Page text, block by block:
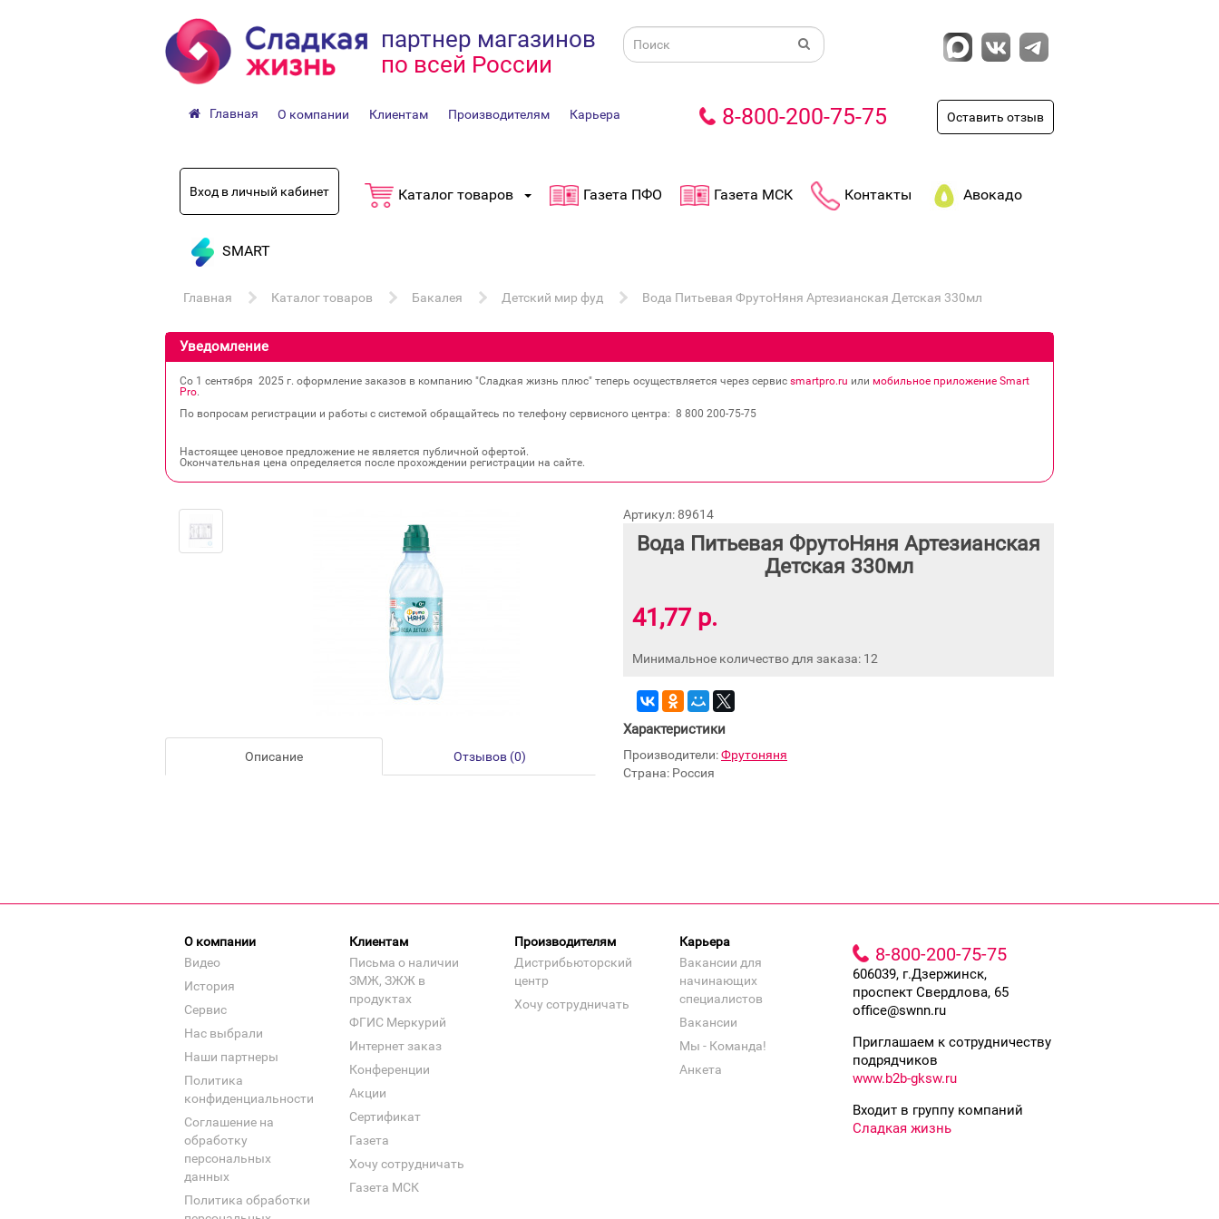
партнер магазинов
по всей России
Главная О компании Клиентам Производителям Карьера 8-800-200-75-75 Оставить отзыв
Вход в личный кабинет Каталог товаров Газета ПФО Газета МСК Контакты Авокадо
SMART
Главная Каталог товаров Бакалея Детский мир фуд Вода Питьевая ФрутоНяня Артезианская Детская 330мл
Уведомление
Со 1 сентября 2025 г. оформление заказов в компанию "Сладкая жизнь плюс" теперь осуществляется через сервис smartpro.ru или мобильное приложение Smart
Pro.
По вопросам регистрации и работы с системой обращайтесь по телефону сервисного центра: 8 800 200‐75‐75
Настоящее ценовое предложение не является публичной офертой.
Окончательная цена определяется после прохождении регистрации на сайте.
Описание Отзывов (0)
Артикул: 89614
Вода Питьевая ФрутоНяня Артезианская
Детская 330мл
41,77 р.
Минимальное количество для заказа: 12
Характеристики
Производители:Фрутоняня
Страна: Россия
О компании
Видео
История
Сервис
Нас выбрали
Наши партнеры
Политика
конфиденциальности
Соглашение на
обработку
персональных
данных
Политика обработки
Клиентам
Письма о наличии
ЗМЖ, ЗЖЖ в
продуктах
ФГИС Меркурий
Интернет заказ
Конференции
Акции
Сертификат
Газета
Хочу сотрудничать
Газета МСК
Производителям
Дистрибьюторский
центр
Хочу сотрудничать
Карьера
Вакансии для
начинающих
специалистов
Вакансии
Мы - Команда!
Анкета
8-800-200-75-75
606039, г.Дзержинск,
проспект Свердлова, 65
office@swnn.ru
Приглашаем к сотрудничеству
подрядчиков
www.b2b-gksw.ru
Входит в группу компаний
Сладкая жизнь